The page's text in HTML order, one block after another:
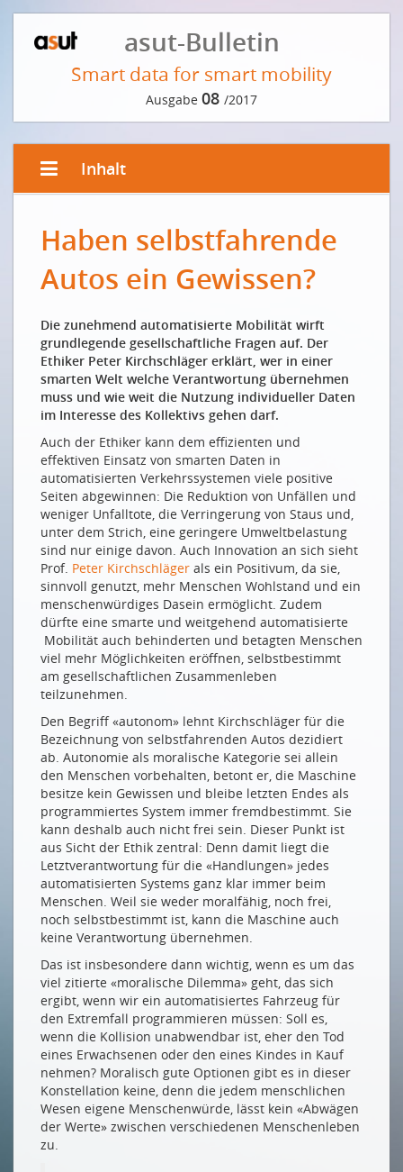
asut-Bulletin
Smart data for smart mobility
Ausgabe 08 /2017
Inhalt
Mehr Intelligenz und weniger Beton
Plus d’intelligence et moins de béton
Frei fliessende Daten für frei fliessenden Verkehr
Des données circulant librement pour garantir un
trafic fluide
STUDIE
Wer hat Angst vor dem selbstfahrenden Auto?
18. ASUT-KOLLOQUIUM, FACHTAGUNG ASTRA, ITS-CH UND
TCS
Wie anonym sind wir noch?
Haben selbstfahrende Autos ein Gewissen?
Die Grundlage für die Grundlage
Podium: Smarte Daten und Demokratie
Smart Hamburg
Brücken bauen und Gräben zuschütten
Wann kommt der Roboter-Chauffeur?
KOLLQUIUM – DAS FOTOALBUM
Impressionen
Drucken
Impressum
Haben selbstfahrende
Autos ein Gewissen?
Die zunehmend automatisierte Mobilität wirft
grundlegende gesellschaftliche Fragen auf. Der
Ethiker Peter Kirchschläger erklärt, wer in einer
smarten Welt welche Verantwortung übernehmen
muss und wie weit die Nutzung individueller Daten
im Interesse des Kollektivs gehen darf.
Auch der Ethiker kann dem effizienten und
effektiven Einsatz von smarten Daten in
automatisierten Verkehrssystemen viele positive
Seiten abgewinnen: Die Reduktion von Unfällen und
weniger Unfalltote, die Verringerung von Staus und,
unter dem Strich, eine geringere Umweltbelastung
sind nur einige davon. Auch Innovation an sich sieht
Prof. Peter Kirchschläger als ein Positivum, da sie,
sinnvoll genutzt, mehr Menschen Wohlstand und ein
menschenwürdiges Dasein ermöglicht. Zudem
dürfte eine smarte und weitgehend automatisierte
Mobilität auch behinderten und betagten Menschen
viel mehr Möglichkeiten eröffnen, selbstbestimmt
am gesellschaftlichen Zusammenleben
teilzunehmen.
Den Begriff «autonom» lehnt Kirchschläger für die
Bezeichnung von selbstfahrenden Autos dezidiert
ab. Autonomie als moralische Kategorie sei allein
den Menschen vorbehalten, betont er, die Maschine
besitze kein Gewissen und bleibe letzten Endes als
programmiertes System immer fremdbestimmt. Sie
kann deshalb auch nicht frei sein. Dieser Punkt ist
aus Sicht der Ethik zentral: Denn damit liegt die
Letztverantwortung für die «Handlungen» jedes
automatisierten Systems ganz klar immer beim
Menschen. Weil sie weder moralfähig, noch frei,
noch selbstbestimmt ist, kann die Maschine auch
keine Verantwortung übernehmen.
Das ist insbesondere dann wichtig, wenn es um das
viel zitierte «moralische Dilemma» geht, das sich
ergibt, wenn wir ein automatisiertes Fahrzeug für
den Extremfall programmieren müssen: Soll es,
wenn die Kollision unabwendbar ist, eher den Tod
eines Erwachsenen oder den eines Kindes in Kauf
nehmen? Moralisch gute Optionen gibt es in dieser
Konstellation keine, denn die jedem menschlichen
Wesen eigene Menschenwürde, lässt kein «Abwägen
der Werte» zwischen verschiedenen Menschenleben
zu.